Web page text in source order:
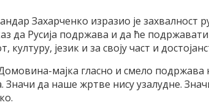
Захарченко изразио је захвалност
да Русија подржава и да ће
културу, језик и за своју част и
мајка гласно и смело подржава
Значи да наше жртве нису узалудне.